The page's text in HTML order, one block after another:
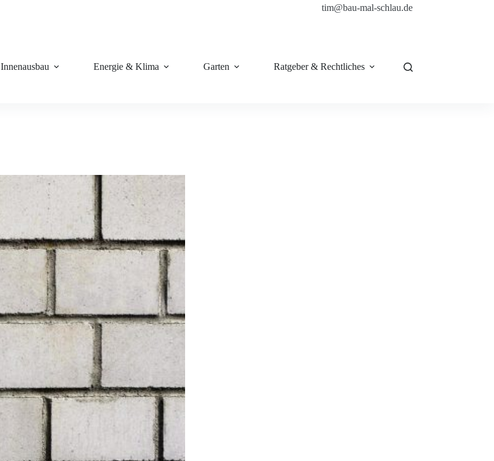
tim@bau-mal-schlau.de
Innenausbau Energie & Klima Garten Ratgeber & Rechtliches Shop